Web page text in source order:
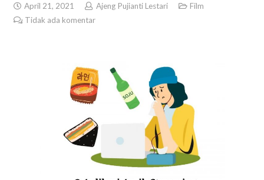
April 21, 2021 Ajeng Pujianti Lestari
Film
Tidak ada komentar